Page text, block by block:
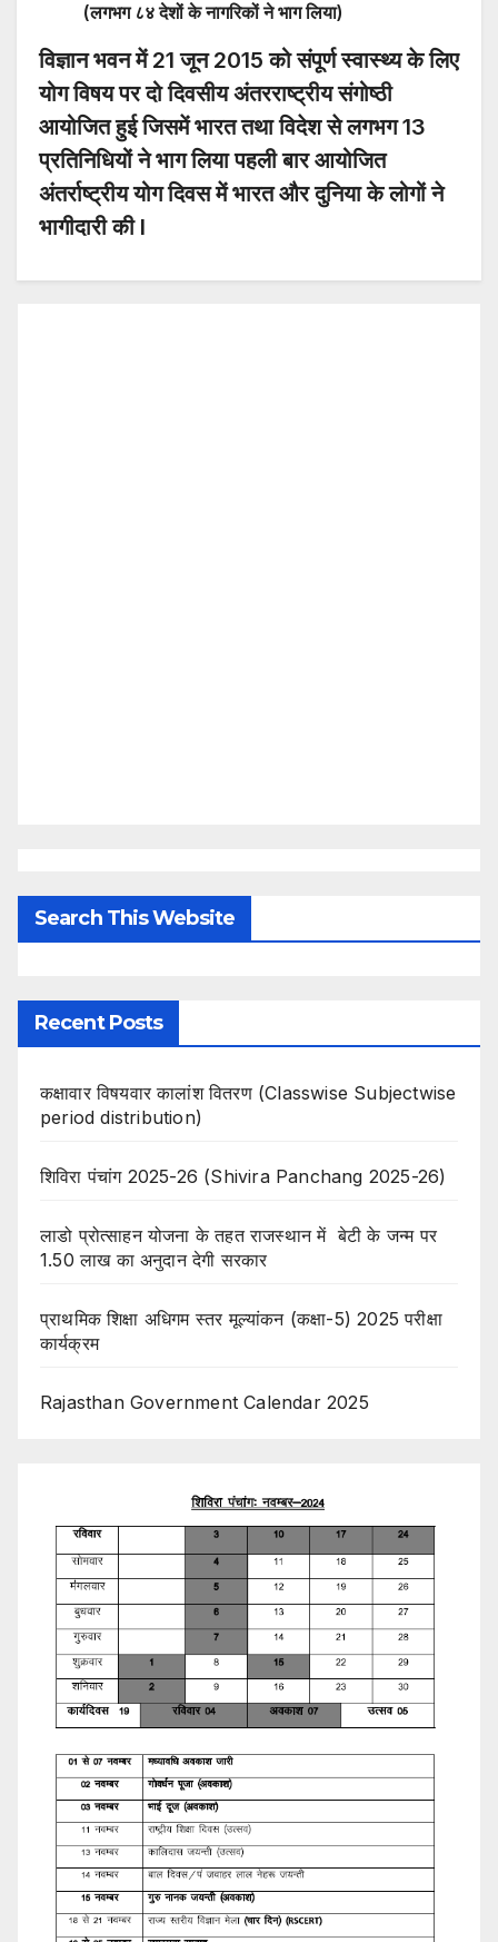
(लगभग ८४ देशों के नागरिकों ने भाग लिया)
विज्ञान भवन में 21 जून 2015 को संपूर्ण स्वास्थ्य के लिए
योग विषय पर दो दिवसीय अंतरराष्ट्रीय संगोष्ठी
आयोजित हुई जिसमें भारत तथा विदेश से लगभग 13
प्रतिनिधियों ने भाग लिया पहली बार आयोजित
अंतर्राष्ट्रीय योग दिवस में भारत और दुनिया के लोगों ने
भागीदारी की l
Search This Website
Recent Posts
कक्षावार विषयवार कालांश वितरण (Classwise Subjectwise
period distribution)
शिविरा पंचांग 2025-26 (Shivira Panchang 2025-26)
लाडो प्रोत्साहन योजना के तहत राजस्थान में बेटी के जन्म पर
1.50 लाख का अनुदान देगी सरकार
प्राथमिक शिक्षा अधिगम स्तर मूल्यांकन (कक्षा-5) 2025 परीक्षा
कार्यक्रम
Rajasthan Government Calendar 2025